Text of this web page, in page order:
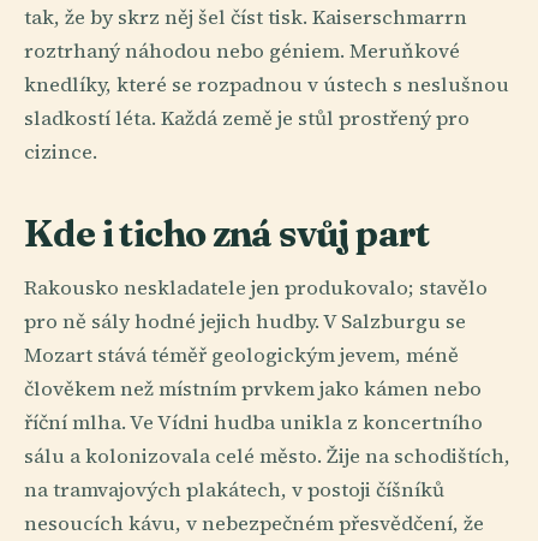
tak, že by skrz něj šel číst tisk. Kaiserschmarrn
roztrhaný náhodou nebo géniem. Meruňkové
knedlíky, které se rozpadnou v ústech s neslušnou
sladkostí léta. Každá země je stůl prostřený pro
cizince.
Kde i ticho zná svůj part
Rakousko neskladatele jen produkovalo; stavělo
pro ně sály hodné jejich hudby. V Salzburgu se
Mozart stává téměř geologickým jevem, méně
člověkem než místním prvkem jako kámen nebo
říční mlha. Ve Vídni hudba unikla z koncertního
sálu a kolonizovala celé město. Žije na schodištích,
na tramvajových plakátech, v postoji číšníků
nesoucích kávu, v nebezpečném přesvědčení, že